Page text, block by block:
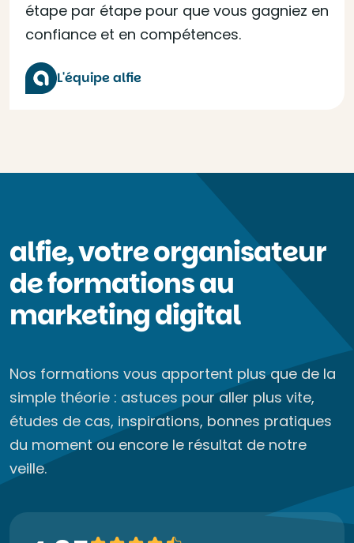
étape par étape pour que vous gagniez en
confiance et en compétences.
L'équipe alfie
alfie, votre organisateur
de formations au
marketing digital
Nos formations vous apportent plus que de la
simple théorie : astuces pour aller plus vite,
études de cas, inspirations, bonnes pratiques
du moment ou encore le résultat de notre
veille.